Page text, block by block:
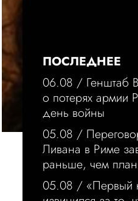
ПОСЛЕДНЕЕ
06.08 /
о потерях армии
день войны
05.08 /
Ливана в Риме
раньше, чем
05.08 / «Первый